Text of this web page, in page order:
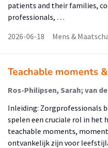
patients and their families,
professionals, …
2026-06-18
Mens &
Teachable moments
Inleiding: Zorgprofessionals
spelen een cruciale rol in het
teachable moments,
ontvankelijk zijn voor